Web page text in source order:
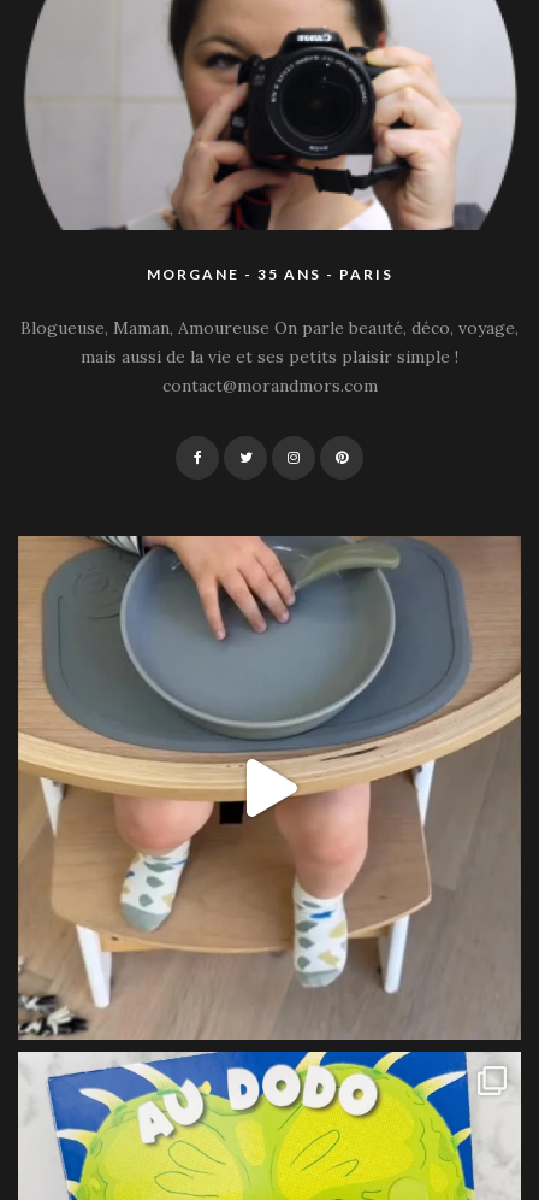
MORGANE - 35 ANS - PARIS
Blogueuse, Maman, Amoureuse On parle beauté, déco, voyage,
mais aussi de la vie et ses petits plaisir simple !
contact@morandmors.com